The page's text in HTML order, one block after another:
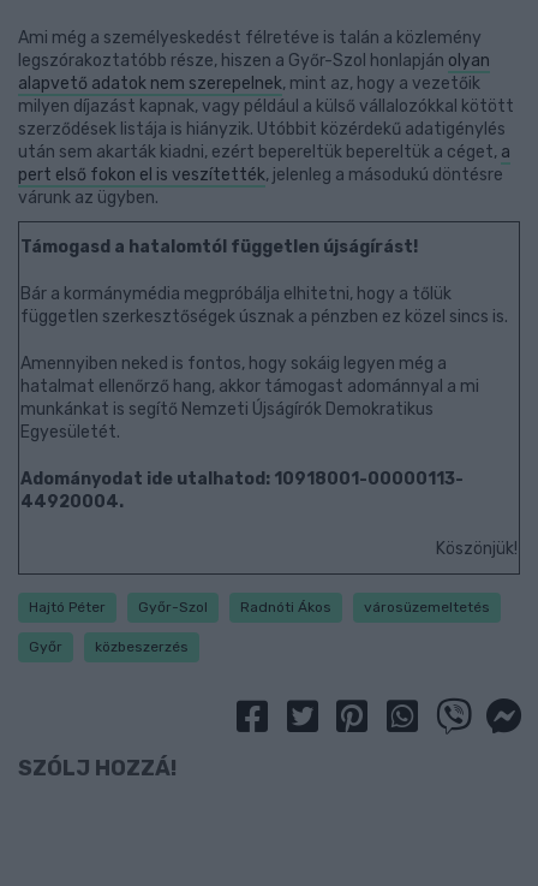
Ami még a személyeskedést félretéve is talán a közlemény
legszórakoztatóbb része, hiszen a Győr-Szol honlapján olyan
alapvető adatok nem szerepelnek, mint az, hogy a vezetőik
milyen díjazást kapnak, vagy például a külső vállalozókkal kötött
szerződések listája is hiányzik. Utóbbit közérdekű adatigénylés
után sem akarták kiadni, ezért bepereltük bepereltük a céget, a
pert első fokon el is veszítették, jelenleg a másodukú döntésre
várunk az ügyben.
Támogasd a hatalomtól független újságírást!
Bár a kormánymédia megpróbálja elhitetni, hogy a tőlük
független szerkesztőségek úsznak a pénzben ez közel sincs is.
Amennyiben neked is fontos, hogy sokáig legyen még a
hatalmat ellenőrző hang, akkor támogast adománnyal a mi
munkánkat is segítő Nemzeti Újságírók Demokratikus
Egyesületét.
Adományodat ide utalhatod: 10918001-00000113-
44920004.
Köszönjük!
Hajtó Péter Győr-Szol Radnóti Ákos városüzemeltetés
Győr közbeszerzés
SZÓLJ HOZZÁ!